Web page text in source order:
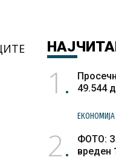
1
49.544
ЕКОНОМИЈА
2
ФОТО:
вреден